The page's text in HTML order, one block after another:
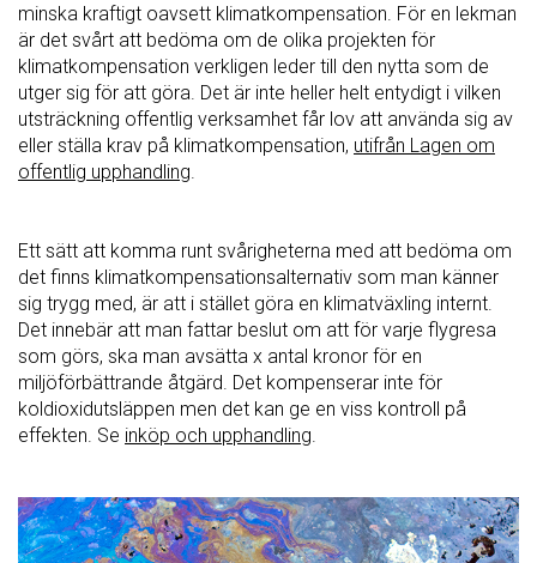
minska kraftigt oavsett klimatkompensation. För en lekman
är det svårt att bedöma om de olika projekten för
klimatkompensation verkligen leder till den nytta som de
utger sig för att göra. Det är inte heller helt entydigt i vilken
utsträckning offentlig verksamhet får lov att använda sig av
eller ställa krav på klimatkompensation, utifrån Lagen om
offentlig upphandling.
Ett sätt att komma runt svårigheterna med att bedöma om
det finns klimatkompensationsalternativ som man känner
sig trygg med, är att i stället göra en klimatväxling internt.
Det innebär att man fattar beslut om att för varje flygresa
som görs, ska man avsätta x antal kronor för en
miljöförbättrande åtgärd. Det kompenserar inte för
koldioxidutsläppen men det kan ge en viss kontroll på
effekten. Se inköp och upphandling.